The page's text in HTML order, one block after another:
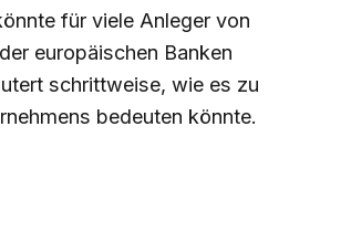
für viele Anleger von
europäischen Banken
schrittweise, wie es zu
bedeuten könnte.